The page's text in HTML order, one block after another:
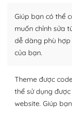
thích chọn lựa
lập website của
WordPress đa
Với mọi Hosting
dàng thiết lập vì
Giúp bạn có thể
muốn chỉnh sửa
dễ dàng phù hợp
của bạn.
Theme được
thể sử dụng
website. Giúp